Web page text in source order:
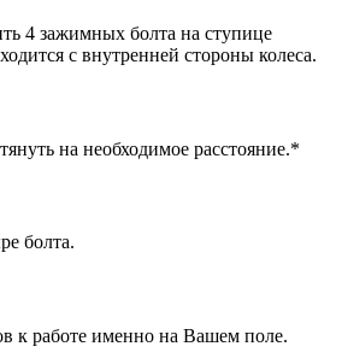
4 зажимных болта на ступице
с внутренней стороны колеса.
на необходимое расстояние.*
болта.
к работе именно на Вашем поле.